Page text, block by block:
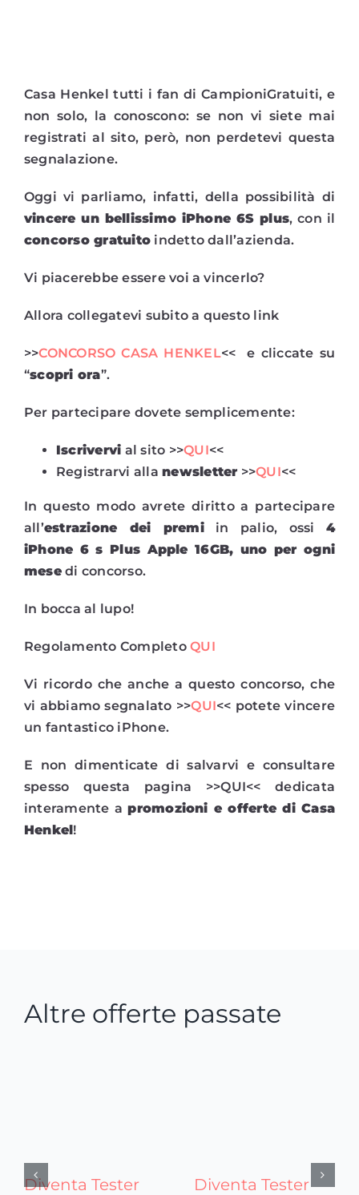
Casa Henkel tutti i fan di CampioniGratuiti, e
non solo, la conoscono: se non vi siete mai
registrati al sito, però, non perdetevi questa
segnalazione.
Oggi vi parliamo, infatti, della possibilità di
vincere un bellissimo iPhone 6S plus, con il
concorso gratuito indetto dall’azienda.
Vi piacerebbe essere voi a vincerlo?
Allora collegatevi subito a questo link
>>CONCORSO CASA HENKEL<< e cliccate su
“scopri ora”.
Per partecipare dovete semplicemente:
Iscrivervi al sito >>QUI<<
Registrarvi allanewsletter >>QUI<<
In questo modo avrete diritto a partecipare
all’estrazione dei premiin palio, ossi 4
iPhone 6 s Plus Apple 16GB, uno per ogni
mesedi concorso.
In bocca al lupo!
Regolamento CompletoQUI
Vi ricordo che anche a questo concorso, che
vi abbiamo segnalato >>QUI<< potete vincere
un fantastico iPhone.
E non dimenticate di salvarvi e consultare
spesso questa pagina >>QUI<< dedicata
interamente apromozioni e offerte di Casa
Henkel !
Altre offerte passate
Diventa Tester
Diventa Tester